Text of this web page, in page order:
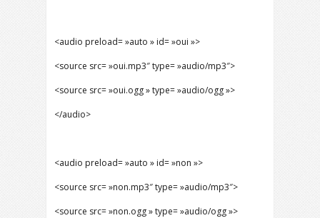
<audio preload= »auto » id= »oui »>
<source src= »oui.mp3″ type= »audio/mp3″>
<source src= »oui.ogg » type= »audio/ogg »>
</audio>
<audio preload= »auto » id= »non »>
<source src= »non.mp3″ type= »audio/mp3″>
<source src= »non.ogg » type= »audio/ogg »>